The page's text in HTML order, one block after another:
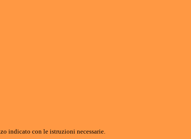
indicato con le istruzioni necessarie.